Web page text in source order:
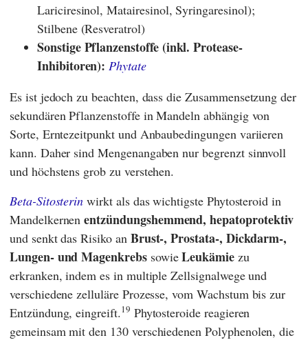
Lariciresinol, Matairesinol, Syringaresinol);
Stilbene (Resveratrol)
Sonstige Pflanzenstoffe (inkl. Protease-
Inhibitoren): Phytate
Es ist jedoch zu beachten, dass die Zusammensetzung der
sekundären Pflanzenstoffe in Mandeln abhängig von
Sorte, Erntezeitpunkt und Anbaubedingungen variieren
kann. Daher sind Mengenangaben nur begrenzt sinnvoll
und höchstens grob zu verstehen.
Beta-Sitosterin wirkt als das wichtigste Phytosteroid in
Mandelkernenentzündungshemmend, hepatoprotektiv
und senkt das Risiko an Brust-, Prostata-, Dickdarm-,
Lungen- und MagenkrebssowieLeukämie zu
erkranken, indem es in multiple Zellsignalwege und
verschiedene zelluläre Prozesse, vom Wachstum bis zur
Entzündung, eingreift.19 Phytosteroide reagieren
gemeinsam mit den 130 verschiedenen Polyphenolen, die